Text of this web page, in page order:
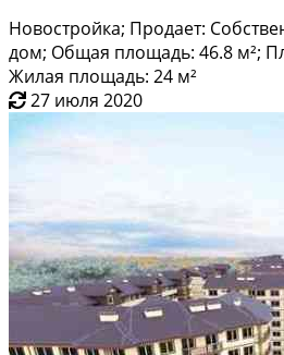
Новостройка; Продает:
дом; Общая площадь: 46.8 м²;
Жилая площадь: 24 м²
27 июля 2020